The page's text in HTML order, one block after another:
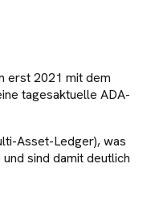
erst 2021 mit dem
tagesaktuelle ADA-
Asset-Ledger), was
sind damit deutlich